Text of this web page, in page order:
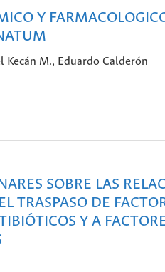
Y
Kecán M., Eduardo Calderón
SOBRE LAS
TRASPASO DE
Y A